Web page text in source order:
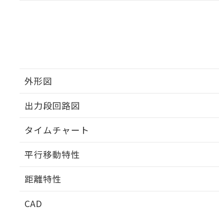
外形図
出力段回路図
タイムチャート
平行移動特性
距離特性
CAD